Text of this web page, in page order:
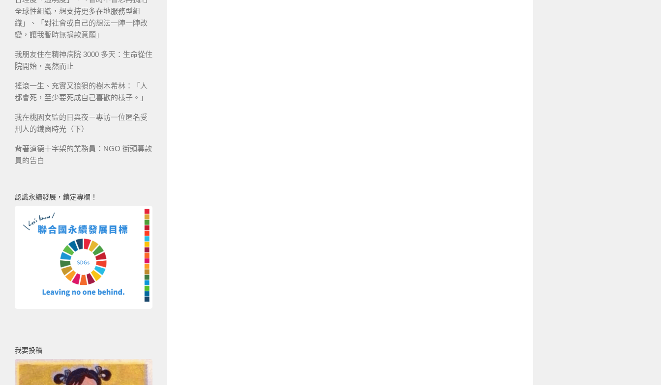
全球性組織，想支持更多在地服務型組
織」、「對社會或自己的想法一陣一陣改
變，讓我暫時無捐款意願」
我朋友住在精神病院 3000 多天：生命從住
院開始，戞然而止
搖滾一生、充實又狼狽的樹木希林：「人
都會死，至少要死成自己喜歡的樣子。」
我在桃園女監的日與夜－專訪一位匿名受
刑人的鐵窗時光（下）
背著道德十字架的業務員：NGO 街頭募款
員的告白
認識永續發展，鎖定專欄！
我要投稿